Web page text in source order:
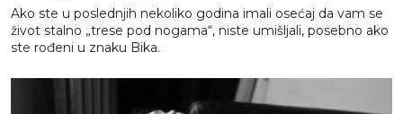
Ako ste u poslednjih nekoliko godina imali osećaj da vam se
život stalno „trese pod nogama“, niste umišljali, posebno ako
ste rođeni u znaku Bika.